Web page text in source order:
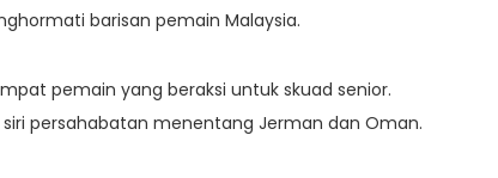
barisan pemain Malaysia.
pemain yang beraksi untuk skuad senior.
persahabatan menentang Jerman dan Oman.